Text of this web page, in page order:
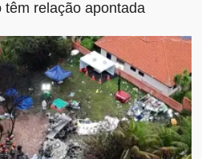
têm relação apontada